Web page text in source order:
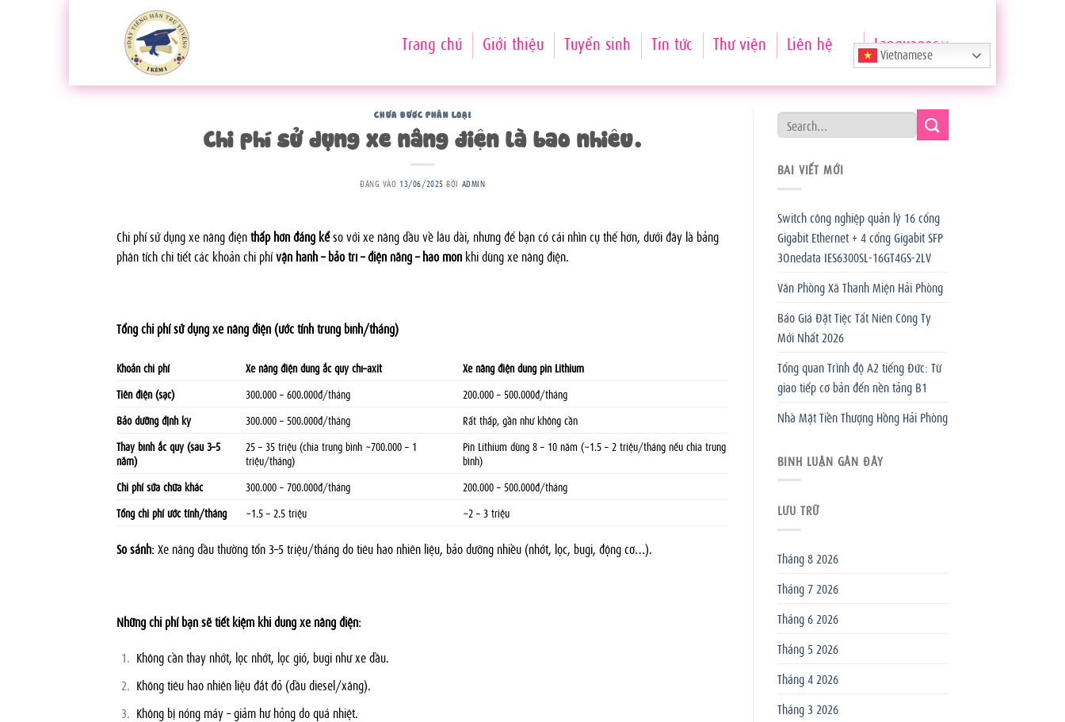
Trang chủ Giới thiệu Tuyển sinh Tin tức Thư viện Liên hệ Vietnamese
Languages
CHƯA ĐƯỢC PHÂN LOẠI
Chi phí sử dụng xe nâng điện là bao nhiêu.
ĐĂNG VÀO13/06/2025 BỞI ADMIN
Chi phí sử dụng xe nâng điệnthấp hơn đáng kểso với xe nâng dầu về lâu dài, nhưng để bạn có cái nhìn cụ thể hơn, dưới đây là bảng
phân tích chi tiết các khoản chi phívận hành – bảo trì – điện năng – hao mòn khi dùng xe nâng điện.
Tổng chi phí sử dụng xe nâng điện (ước tính trung bình/tháng)
Khoản chi phí Xe nâng điện dùng ắc quy chì–axit
Xe nâng điện dùng pin Lithium
Tiền điện (sạc)
300.000 – 600.000đ/tháng
200.000 – 500.000đ/tháng
Bảo dưỡng định kỳ
300.000 – 500.000đ/tháng
Rất thấp, gần như không cần
Thay bình ắc quy (sau 3–5
năm)
25 – 35 triệu (chia trung bình ~700.000 – 1
triệu/tháng)
Pin Lithium dùng 8 – 10 năm (~1.5 – 2 triệu/tháng nếu chia trung
bình)
Chi phí sửa chữa khác
300.000 – 700.000đ/tháng
200.000 – 500.000đ/tháng
Tổng chi phí ước tính/tháng
~1.5 – 2.5 triệu ~2 – 3 triệu
So sánh:Xe nâng dầu thường tốn 3–5 triệu/tháng do tiêu hao nhiên liệu, bảo dưỡng nhiều (nhớt, lọc, bugi, động cơ…).
Những chi phí bạn sẽ tiết kiệm khi dùng xe nâng điện:
Không cần thay nhớt, lọc nhớt, lọc gió, bugi như xe dầu.
Không tiêu hao nhiên liệu đắt đỏ (dầu diesel/xăng).
Không bị nóng máy – giảm hư hỏng do quá nhiệt.
BÀI VIẾT MỚI
Switch công nghiệp quản lý 16 cổng
Gigabit Ethernet + 4 cổng Gigabit SFP
3Onedata IES6300SL-16GT4GS-2LV
Văn Phòng Xã Thanh Miện Hải Phòng
Báo Giá Đặt Tiệc Tất Niên Công Ty
Mới Nhất 2026
Tổng quan Trình độ A2 tiếng Đức: Từ
giao tiếp cơ bản đến nền tảng B1
Nhà Mặt Tiền Thượng Hồng Hải Phòng
BÌNH LUẬN GẦN ĐÂY
LƯU TRỮ
Tháng 8 2026
Tháng 7 2026
Tháng 6 2026
Tháng 5 2026
Tháng 4 2026
Tháng 3 2026